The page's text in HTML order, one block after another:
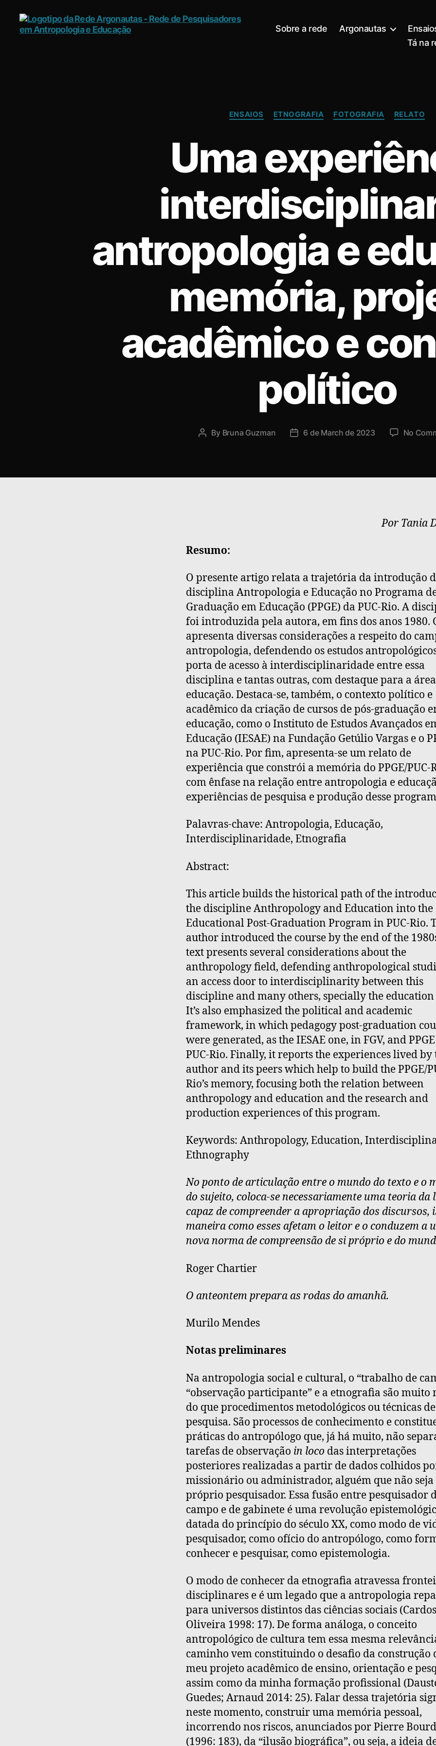
Sobre a rede Argonautas
Tá na
Categories
ENSAIOS ETNOGRAFIA FOTOGRAFIA RELATO
Uma
antropologia e
memória,
acadêmico e
político
Post
By Bruna Guzman
Post6 de March de 2023 No
Por Tania
Resumo:
O presente artigo relata a trajetória da introdução
disciplina Antropologia e Educação no Programa
Graduação em Educação (PPGE) da PUC-Rio. A
foi introduzida pela autora, em fins dos anos 1980.
apresenta diversas considerações a respeito do
antropologia, defendendo os estudos
porta de acesso à interdisciplinaridade entre essa
disciplina e tantas outras, com destaque para a
educação. Destaca-se, também, o contexto político e
acadêmico da criação de cursos de pós-graduação
educação, como o Instituto de Estudos Avançados
Educação (IESAE) na Fundação Getúlio Vargas e o
na PUC-Rio. Por fim, apresenta-se um relato de
experiência que constrói a memória do PPGE/PUC-
com ênfase na relação entre antropologia e
experiências de pesquisa e produção desse
Palavras-chave: Antropologia, Educação,
Interdisciplinaridade, Etnografia
Abstract:
This article builds the historical path of the
the discipline Anthropology and Education into the
Educational Post-Graduation Program in PUC-Rio.
author introduced the course by the end of the
text presents several considerations about the
anthropology field, defending anthropological
an access door to interdisciplinarity between this
discipline and many others, specially the education
It’s also emphasized the political and academic
framework, in which pedagogy post-graduation
were generated, as the IESAE one, in FGV, and
PUC-Rio. Finally, it reports the experiences lived by
author and its peers which help to build the PPGE/
Rio’s memory, focusing both the relation between
anthropology and education and the research and
production experiences of this program.
Keywords: Anthropology, Education,
Ethnography
No ponto de articulação entre o mundo do texto e o
do sujeito, coloca-se necessariamente uma teoria da
capaz de compreender a apropriação dos discursos,
maneira como esses afetam o leitor e o conduzem a
nova norma de compreensão de si próprio e do
Roger Chartier
O anteontem prepara as rodas do amanhã.
Murilo Mendes
Notas preliminares
Na antropologia social e cultural, o “trabalho de
“observação participante” e a etnografia são muito
do que procedimentos metodológicos ou técnicas de
pesquisa. São processos de conhecimento e
práticas do antropólogo que, já há muito, não
tarefas de observação in loco das interpretações
posteriores realizadas a partir de dados colhidos
missionário ou administrador, alguém que não seja
próprio pesquisador. Essa fusão entre pesquisador
campo e de gabinete é uma revolução
datada do princípio do século XX, como modo de
pesquisador, como ofício do antropólogo, como
conhecer e pesquisar, como epistemologia.
O modo de conhecer da etnografia atravessa
disciplinares e é um legado que a antropologia
para universos distintos das ciências sociais
Oliveira 1998: 17). De forma análoga, o conceito
antropológico de cultura tem essa mesma
caminho vem constituindo o desafio da construção
meu projeto acadêmico de ensino, orientação e
assim como da minha formação profissional
Guedes; Arnaud 2014: 25). Falar dessa trajetória
neste momento, construir uma memória pessoal,
incorrendo nos riscos, anunciados por Pierre
(1996: 183), da “ilusão biográfica”, ou seja, a ideia